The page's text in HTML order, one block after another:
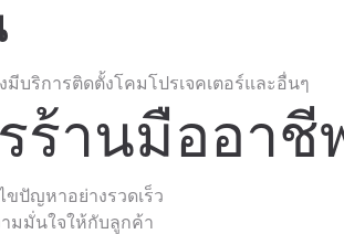
บริการติดตั้งโคมโปรเจคเตอร์และอื่นๆ
ร้านมืออาชี
ปัญหาอย่างรวดเร็ว
มมั่นใจให้กับลูกค้า